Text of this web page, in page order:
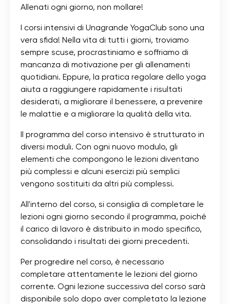
Allenati ogni giorno, non mollare!
I corsi intensivi di Unagrande YogaClub sono una
vera sfida! Nella vita di tutti i giorni, troviamo
sempre scuse, procrastiniamo e soffriamo di
mancanza di motivazione per gli allenamenti
quotidiani. Eppure, la pratica regolare dello yoga
aiuta a raggiungere rapidamente i risultati
desiderati, a migliorare il benessere, a prevenire
le malattie e a migliorare la qualità della vita.
Il programma del corso intensivo è strutturato in
diversi moduli. Con ogni nuovo modulo, gli
elementi che compongono le lezioni diventano
più complessi e alcuni esercizi più semplici
vengono sostituiti da altri più complessi.
All'interno del corso, si consiglia di completare le
lezioni ogni giorno secondo il programma, poiché
il carico di lavoro è distribuito in modo specifico,
consolidando i risultati dei giorni precedenti.
Per progredire nel corso, è necessario
completare attentamente le lezioni del giorno
corrente. Ogni lezione successiva del corso sarà
disponibile solo dopo aver completato la lezione